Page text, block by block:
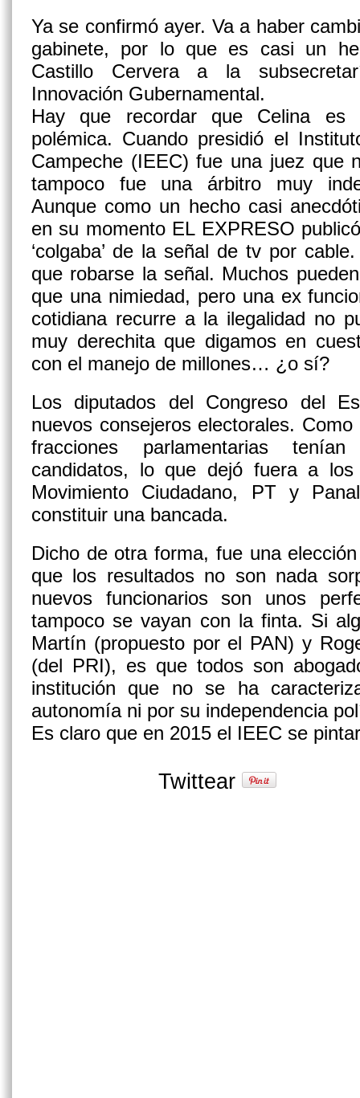
Ya se confirmó ayer. Va a haber
gabinete, por lo que es casi un
Castillo Cervera a la
Innovación Gubernamental.
Hay que recordar que Celina es
polémica. Cuando presidió el
Campeche (IEEC) fue una juez que
tampoco fue una árbitro muy
Aunque como un hecho casi
en su momento EL EXPRESO
‘colgaba’ de la señal de tv por
que robarse la señal. Muchos
que una nimiedad, pero una ex
cotidiana recurre a la ilegalidad no
muy derechita que digamos en
con el manejo de millones… ¿o sí?
Los diputados del Congreso del
nuevos consejeros electorales.
fracciones parlamentarias
candidatos, lo que dejó fuera a los
Movimiento Ciudadano, PT y
constituir una bancada.
Dicho de otra forma, fue una
que los resultados no son nada
nuevos funcionarios son unos
tampoco se vayan con la finta. Si
Martín (propuesto por el PAN) y
(del PRI), es que todos son
institución que no se ha
autonomía ni por su independencia
Es claro que en 2015 el IEEC se
Twittear